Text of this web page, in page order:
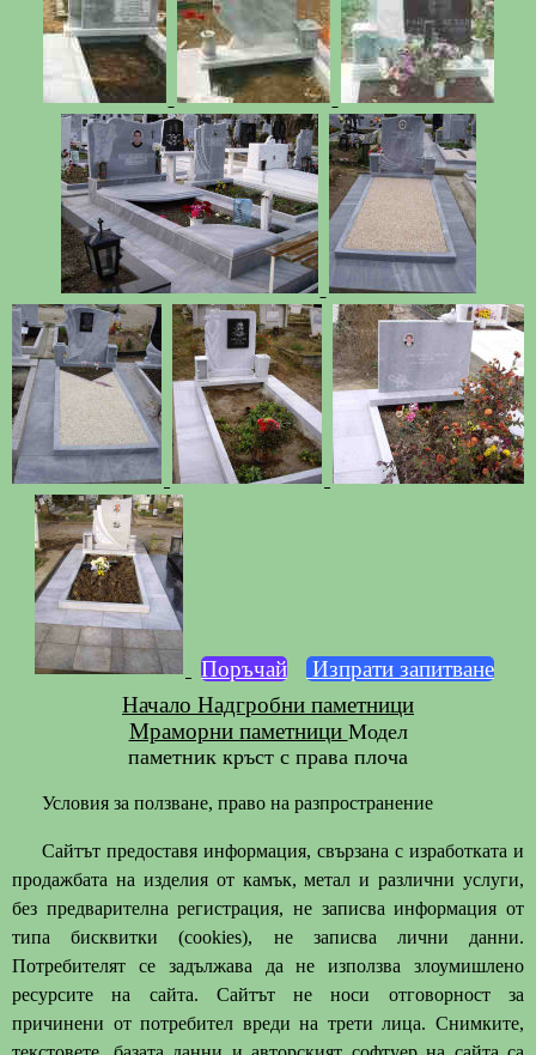
Поръчай
Изпрати запитване
Начало Надгробни паметници
Мраморни паметници Модел
паметник кръст с права плоча
Условия за ползване, право на разпространение
Сайтът предоставя информация, свързана с изработката и
продажбата на изделия от камък, метал и различни услуги,
без предварителна регистрация, не записва информация от
типа бисквитки (cookies), не записва лични данни.
Потребителят се задължава да не използва злоумишлено
ресурсите на сайта. Сайтът не носи отговорност за
причинени от потребител вреди на трети лица. Снимките,